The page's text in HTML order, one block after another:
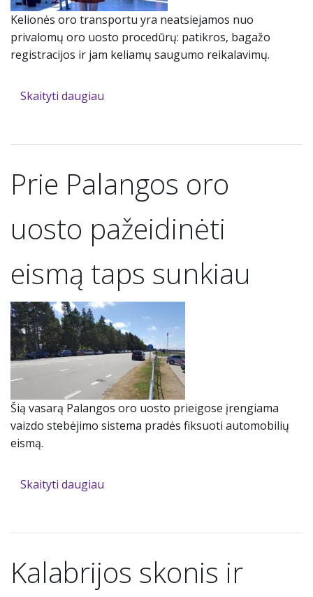
Kelionės oro transportu yra neatsiejamos nuo
privalomų oro uosto procedūrų: patikros, bagažo
registracijos ir jam keliamų saugumo reikalavimų.
Skaityti daugiau
Prie Palangos oro
uosto pažeidinėti
eismą taps sunkiau
Šią vasarą Palangos oro uosto prieigose įrengiama
vaizdo stebėjimo sistema pradės fiksuoti automobilių
eismą.
Skaityti daugiau
Kalabrijos skonis ir